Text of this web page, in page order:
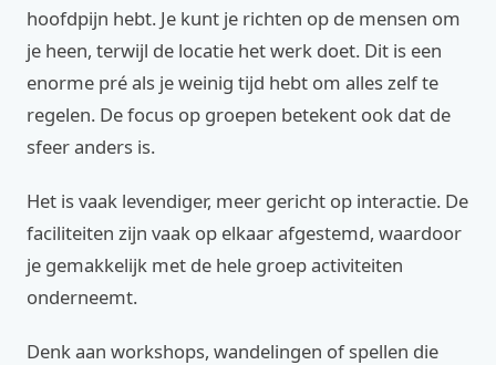
hoofdpijn hebt. Je kunt je richten op de mensen om
je heen, terwijl de locatie het werk doet. Dit is een
enorme pré als je weinig tijd hebt om alles zelf te
regelen. De focus op groepen betekent ook dat de
sfeer anders is.
Het is vaak levendiger, meer gericht op interactie. De
faciliteiten zijn vaak op elkaar afgestemd, waardoor
je gemakkelijk met de hele groep activiteiten
onderneemt.
Denk aan workshops, wandelingen of spellen die